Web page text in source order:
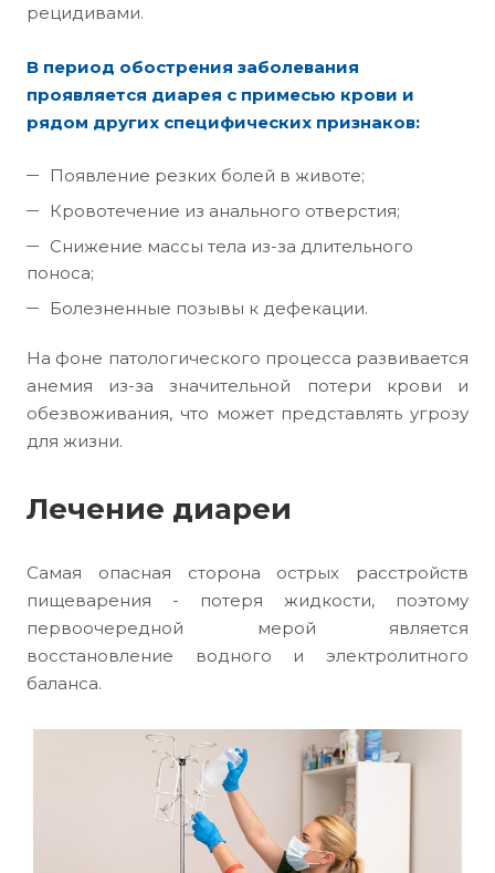
рецидивами.
В период обострения заболевания
проявляется диарея с примесью крови и
рядом других специфических признаков:
Появление резких болей в животе;
Кровотечение из анального отверстия;
Снижение массы тела из-за длительного
поноса;
Болезненные позывы к дефекации.
На фоне патологического процесса развивается
анемия из-за значительной потери крови и
обезвоживания, что может представлять угрозу
для жизни.
Лечение диареи
Самая опасная сторона острых расстройств
пищеварения - потеря жидкости, поэтому
первоочередной мерой является
восстановление водного и электролитного
баланса.